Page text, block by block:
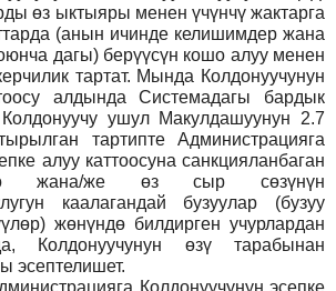
өз ыктыяры менен үчүнчү жактарга
(анын ичинде келишимдер жана
дагы) берүүсүн кошо алуу менен
тартат. Мында Колдонуучунун
алдында Системадагы бардык
Колдонуучу ушул Макулдашуунун 2.7
тартипте Администрацияга
алуу каттоосуна санкцияланбаган
жана/же өз сыр сөзүнүн
каалагандай бузуулар (бузуу
жөнүндө билдирген учурлардан
Колдонуучунун өзү тарабынан
эсептелишет.
Колдонуучунун эсепке